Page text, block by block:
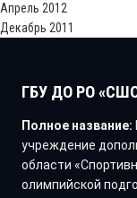
Апрель 2012
Декабрь 2011
ГБУ ДО РО
Полное название:
учреждение
области
олимпийской